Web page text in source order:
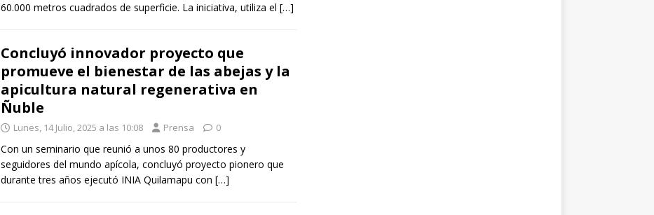
60.000 metros cuadrados de superficie. La iniciativa, utiliza el […]
Concluyó innovador proyecto que
promueve el bienestar de las abejas y la
apicultura natural regenerativa en
Ñuble
Lunes, 14 Julio, 2025 a las 10:08 Prensa 0
Con un seminario que reunió a unos 80 productores y
seguidores del mundo apícola, concluyó proyecto pionero que
durante tres años ejecutó INIA Quilamapu con […]